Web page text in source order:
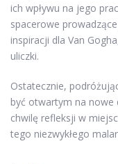
ich wpływu na jego
spacerowe
inspiracji dla Van
uliczki.
Ostatecznie,
być otwartym na nowe
chwilę refleksji w
tego niezwykłego